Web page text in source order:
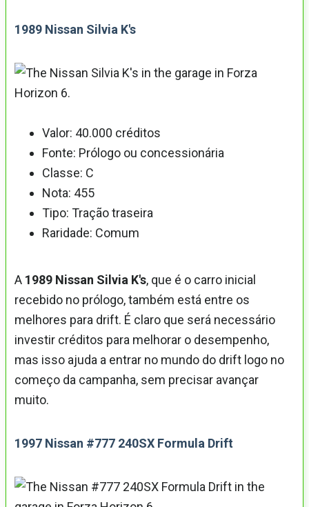
1989 Nissan Silvia K's
Valor: 40.000 créditos
Fonte: Prólogo ou concessionária
Classe: C
Nota: 455
Tipo: Tração traseira
Raridade: Comum
A 1989 Nissan Silvia K's, que é o carro inicial
recebido no prólogo, também está entre os
melhores para drift. É claro que será necessário
investir créditos para melhorar o desempenho,
mas isso ajuda a entrar no mundo do drift logo no
começo da campanha, sem precisar avançar
muito.
1997 Nissan #777 240SX Formula Drift